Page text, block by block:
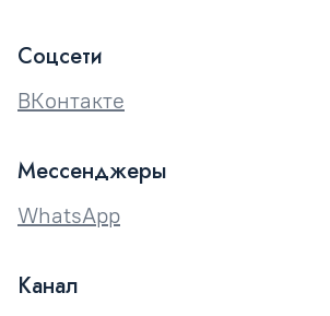
Соцсети
ВКонтакте
Мессенджеры
WhatsApp
Канал